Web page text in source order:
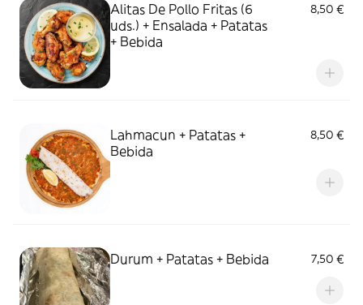
Alitas De Pollo Fritas (6
uds.) + Ensalada + Patatas
+ Bebida
8,50 €
Lahmacun + Patatas +
Bebida
8,50 €
Durum + Patatas + Bebida 7,50 €